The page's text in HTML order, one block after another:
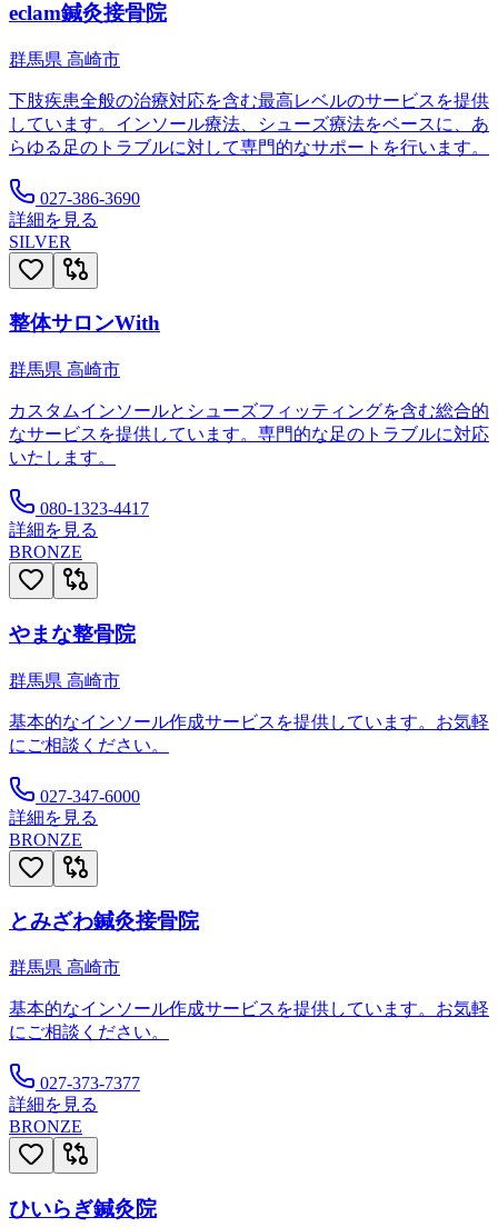
eclam鍼灸接骨院
群馬県 高崎市
下肢疾患全般の治療対応を含む最高レベルのサービスを提供
しています。インソール療法、シューズ療法をベースに、あ
らゆる足のトラブルに対して専門的なサポートを行います。
027-386-3690
詳細を見る
SILVER
整体サロンWith
群馬県 高崎市
カスタムインソールとシューズフィッティングを含む総合的
なサービスを提供しています。専門的な足のトラブルに対応
いたします。
080-1323-4417
詳細を見る
BRONZE
やまな整骨院
群馬県 高崎市
基本的なインソール作成サービスを提供しています。お気軽
にご相談ください。
027-347-6000
詳細を見る
BRONZE
とみざわ鍼灸接骨院
群馬県 高崎市
基本的なインソール作成サービスを提供しています。お気軽
にご相談ください。
027-373-7377
詳細を見る
BRONZE
ひいらぎ鍼灸院